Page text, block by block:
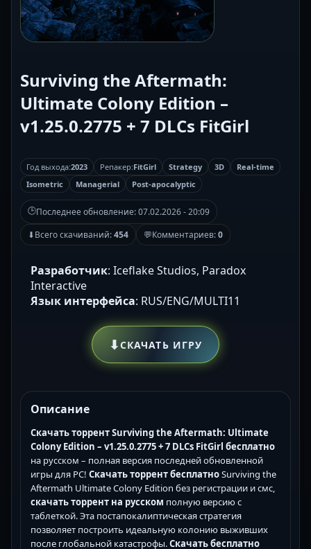
Surviving the Aftermath:
Ultimate Colony Edition –
v1.25.0.2775 + 7 DLCs FitGirl
Год выхода:2023 Репакер:FitGirl Strategy 3D
Real-time
Isometric
Managerial Post-apocalyptic
🕒Последнее обновление:07.02.2026 - 20:09
⬇Всего скачиваний:454 💬Комментариев:0
Разработчик: Iceflake Studios, Paradox
Interactive
Язык интерфейса: RUS/ENG/MULTI11
⬇СКАЧАТЬ ИГРУ
Описание
Скачать торрент Surviving the Aftermath: Ultimate
Colony Edition – v1.25.0.2775 + 7 DLCs FitGirl бесплатно
на русском – полная версия последней обновленной
игры для PC! Скачать торрент бесплатноSurviving the
Aftermath Ultimate Colony Edition без регистрации и смс,
скачать торрент на русском полную версию с
таблеткой. Эта постапокалиптическая стратегия
позволяет построить идеальную колонию выживших
после глобальной катастрофы.Скачать бесплатно